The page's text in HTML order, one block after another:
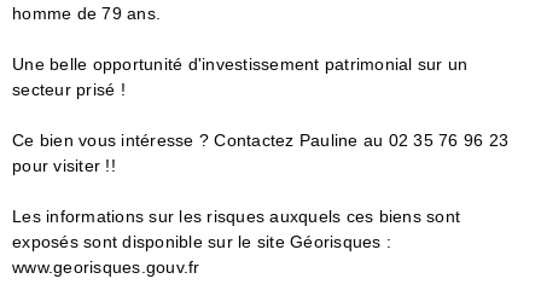
homme de 79 ans.
Une belle opportunité d'investissement patrimonial sur un
secteur prisé !
Ce bien vous intéresse ? Contactez Pauline au 02 35 76 96 23
pour visiter !!
Les informations sur les risques auxquels ces biens sont
exposés sont disponible sur le site Géorisques :
www.georisques.gouv.fr